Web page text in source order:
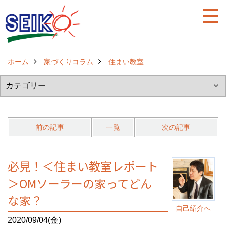
ホーム 家づくりコラム 住まい教室
前の記事 一覧 次の記事
自己紹介へ
必見！＜住まい教室レポート
＞OMソーラーの家ってどん
な家？
2020/09/04(金)